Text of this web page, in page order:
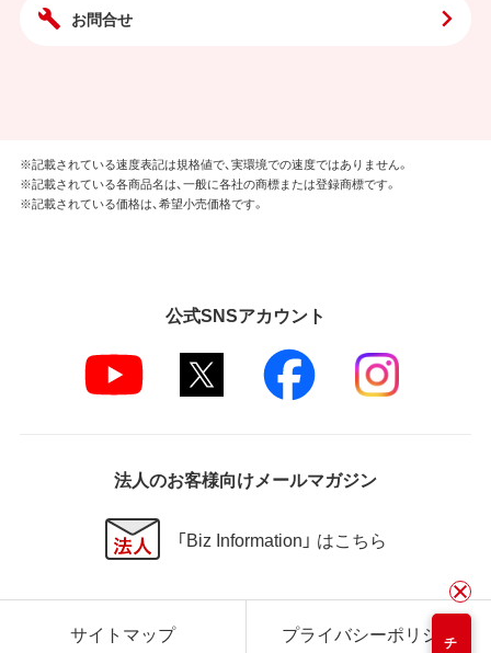
お問合せ
※記載されている速度表記は規格値で、実環境での速度ではありません。
※記載されている各商品名は、一般に各社の商標または登録商標です。
※記載されている価格は、希望小売価格です。
公式SNSアカウント
法人のお客様向けメールマガジン
「Biz Information」 はこちら
サイトマップ プライバシーポリシー